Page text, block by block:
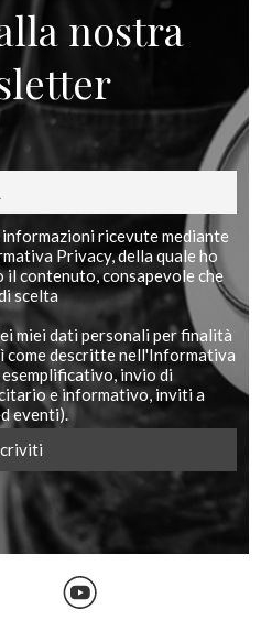
nostra
ricevute mediante
Privacy, della quale ho
il contenuto, consapevole che
scelta
miei dati personali per finalità
come descritte nell'Informativa
invio di
e informativo, inviti a
eventi).